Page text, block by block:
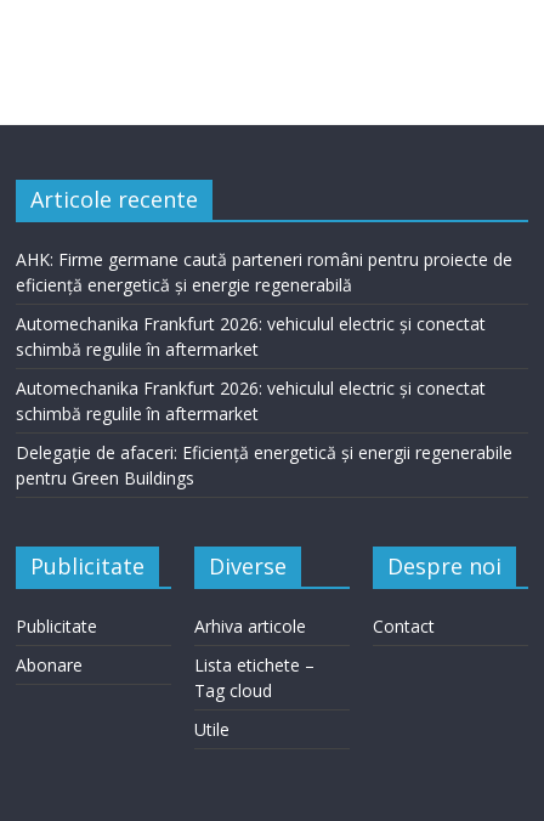
Articole recente
AHK: Firme germane caută parteneri români pentru proiecte de
eficiență energetică și energie regenerabilă
Automechanika Frankfurt 2026: vehiculul electric și conectat
schimbă regulile în aftermarket
Automechanika Frankfurt 2026: vehiculul electric și conectat
schimbă regulile în aftermarket
Delegație de afaceri: Eficiență energetică și energii regenerabile
pentru Green Buildings
Publicitate
Publicitate
Abonare
Diverse
Arhiva articole
Lista etichete –
Tag cloud
Utile
Despre noi
Contact